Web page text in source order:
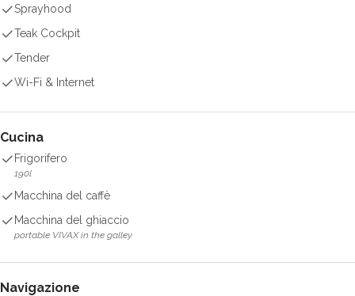
Sprayhood
Teak Cockpit
Tender
Wi-Fi & Internet
Cucina
Frigorifero
190l
Macchina del caffè
Macchina del ghiaccio
portable VIVAX in the galley
Navigazione